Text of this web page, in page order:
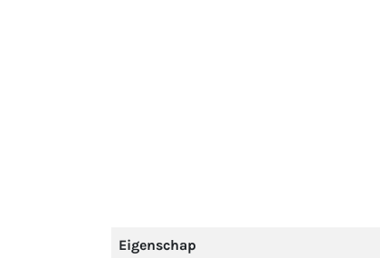
Eigenschap